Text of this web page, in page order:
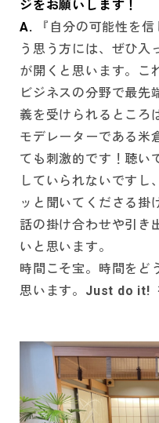
ジをお願いします！
A.
『自分の可能性を
う思う方には、ぜひ入
が開くと思います。こ
ビジネスの分野で最先
義を受けられるところ
モデレーターである米
ても刺激的です！聴い
していられないですし
ッと聞いてくださる掛
話の掛け合わせや引き
いと思います。
時間こそ宝。時間をど
思います。Just do it!